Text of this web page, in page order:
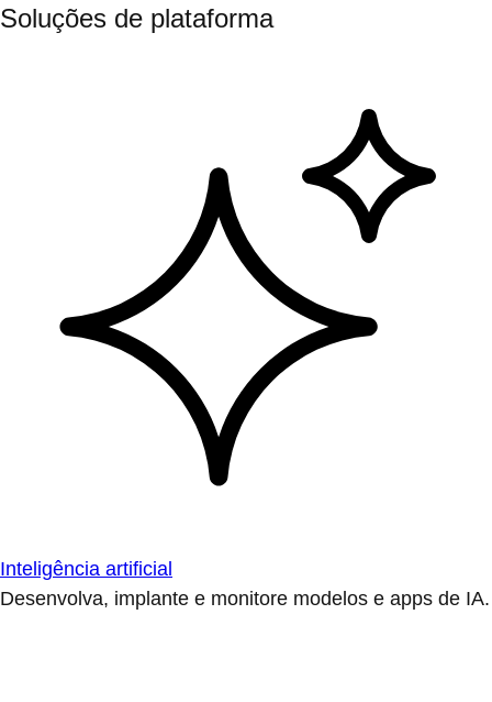
Soluções de plataforma
Inteligência artificial
Desenvolva, implante e monitore modelos e apps de IA.